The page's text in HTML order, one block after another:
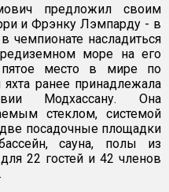
предложил своим
и Фрэнку Лэмпарду - в
чемпионате насладиться
море на его
место в мире по
ранее принадлежала
Модхассану. Она
стеклом, системой
посадочные площадки
сауна, полы из
22 гостей и 42 членов